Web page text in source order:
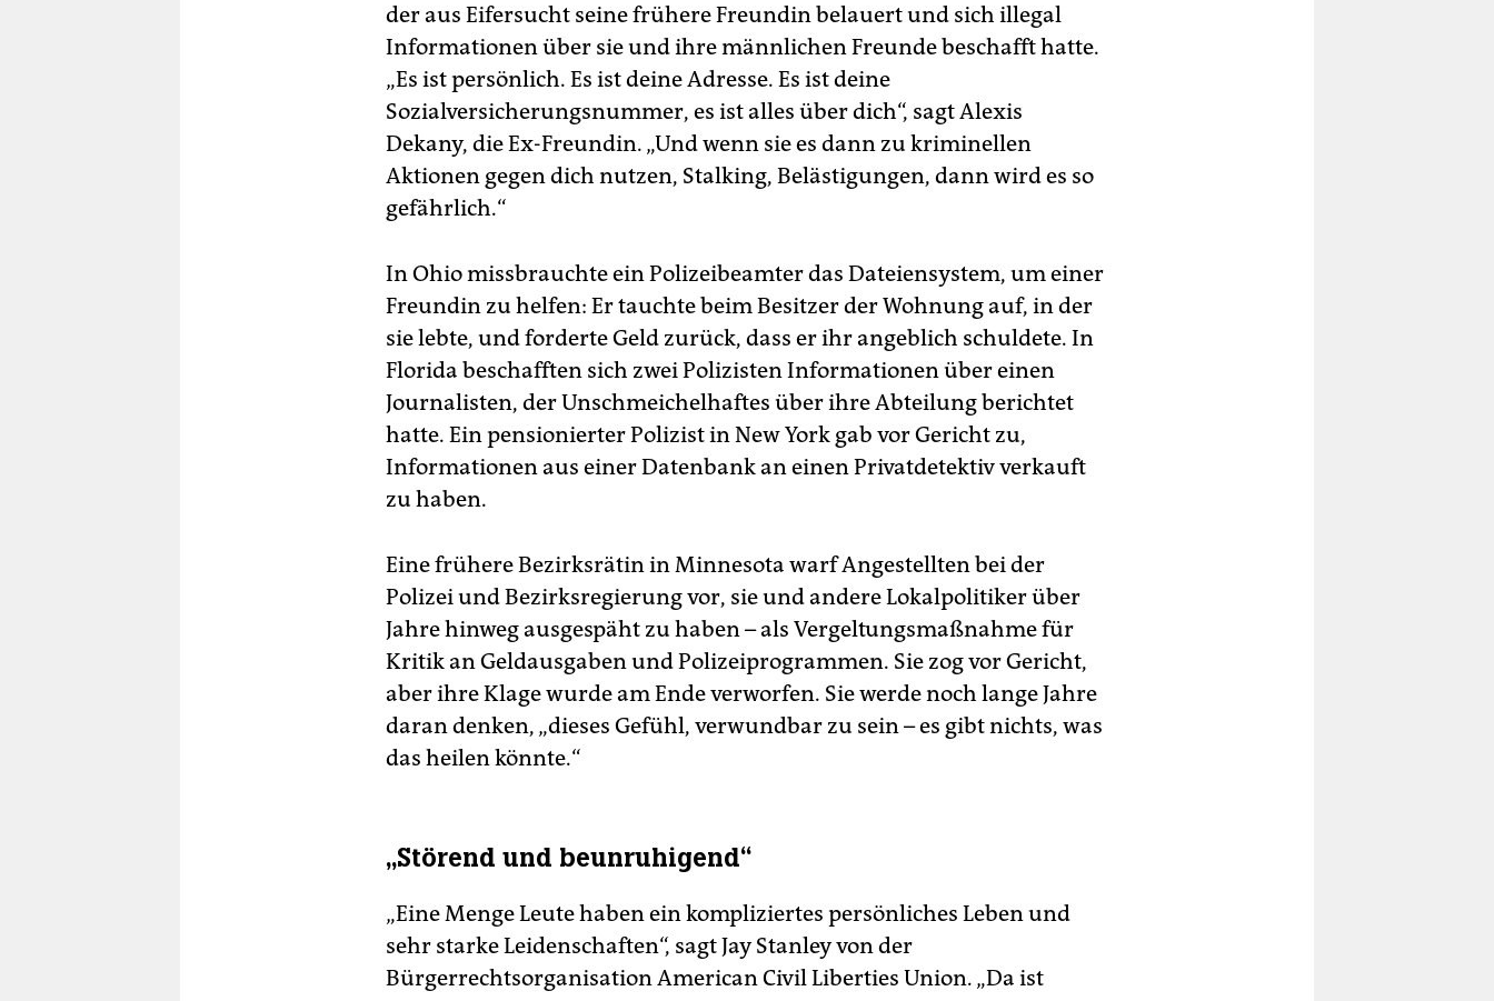
der aus Eifersucht seine frühere Freundin belauert und sich illegal
Informationen über sie und ihre männlichen Freunde beschafft hatte.
„Es ist persönlich. Es ist deine Adresse. Es ist deine
Sozialversicherungsnummer, es ist alles über dich“, sagt Alexis
Dekany, die Ex-Freundin. „Und wenn sie es dann zu kriminellen
Aktionen gegen dich nutzen, Stalking, Belästigungen, dann wird es so
gefährlich.“
In Ohio missbrauchte ein Polizeibeamter das Dateiensystem, um einer
Freundin zu helfen: Er tauchte beim Besitzer der Wohnung auf, in der
sie lebte, und forderte Geld zurück, dass er ihr angeblich schuldete. In
Florida beschafften sich zwei Polizisten Informationen über einen
Journalisten, der Unschmeichelhaftes über ihre Abteilung berichtet
hatte. Ein pensionierter Polizist in New York gab vor Gericht zu,
Informationen aus einer Datenbank an einen Privatdetektiv verkauft
zu haben.
Eine frühere Bezirksrätin in Minnesota warf Angestellten bei der
Polizei und Bezirksregierung vor, sie und andere Lokalpolitiker über
Jahre hinweg ausgespäht zu haben – als Vergeltungsmaßnahme für
Kritik an Geldausgaben und Polizeiprogrammen. Sie zog vor Gericht,
aber ihre Klage wurde am Ende verworfen. Sie werde noch lange Jahre
daran denken, „dieses Gefühl, verwundbar zu sein – es gibt nichts, was
das heilen könnte.“
„Störend und beunruhigend“
„Eine Menge Leute haben ein kompliziertes persönliches Leben und
sehr starke Leidenschaften“, sagt Jay Stanley von der
Bürgerrechtsorganisation American Civil Liberties Union. „Da ist